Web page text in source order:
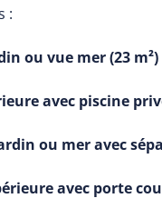
:
ou vue mer (23 m²)
avec piscine
ou mer avec
avec porte